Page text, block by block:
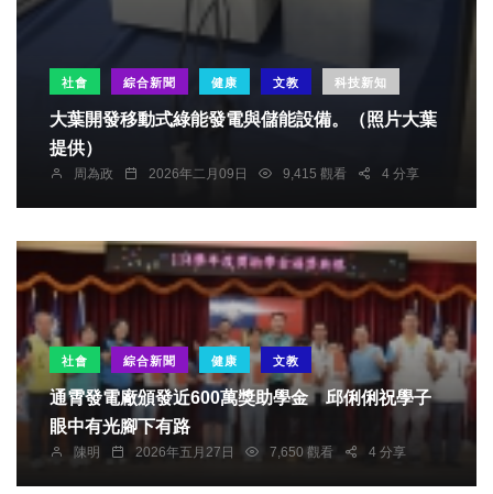
社會 綜合新聞 健康 文教 科技新知
大葉開發移動式綠能發電與儲能設備。（照片大葉
提供）
周為政 2026年二月09日 9,415 觀看 4 分享
社會 綜合新聞 健康 文教
通霄發電廠頒發近600萬獎助學金 邱俐俐祝學子
眼中有光腳下有路
陳明 2026年五月27日 7,650 觀看 4 分享